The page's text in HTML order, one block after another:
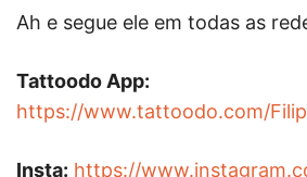
Ah e segue ele em todas as
Tattoodo App:
https://www.tattoodo.com/
Insta: https://